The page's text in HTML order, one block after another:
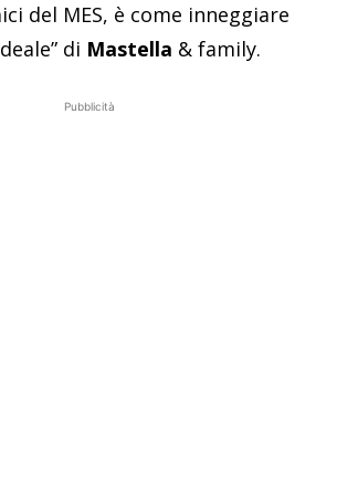
del MES, è come inneggiare
di Mastella & family.
Pubblicità